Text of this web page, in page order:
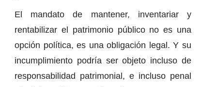
El mandato de mantener, inventariar y
rentabilizar el patrimonio público no es una
opción política, es una obligación legal. Y su
incumplimiento podría ser objeto incluso de
responsabilidad patrimonial, e incluso penal